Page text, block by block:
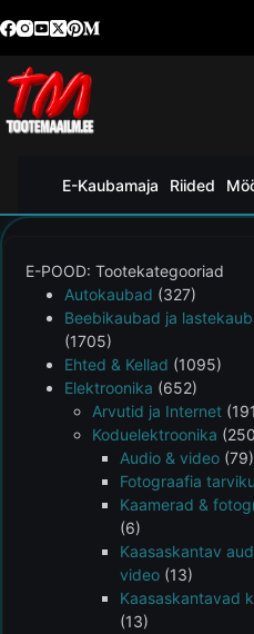
E-Kaubamaja Riided
E-POOD: Tootekategooriad
Autokaubad (327)
Beebikaubad ja
(1705)
Ehted & Kellad (1095)
Elektroonika (652)
Arvutid ja Internet
Koduelektroonika
Audio & video (79)
Fotograafia
Kaamerad &
(6)
Kaasaskantav
video (13)
Kaasaskantavad
(13)